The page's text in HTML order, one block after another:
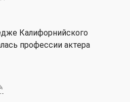
Калифорнийского
профессии актера